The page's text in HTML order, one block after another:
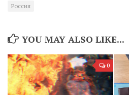
Россия
YOU MAY ALSO LIKE...
0